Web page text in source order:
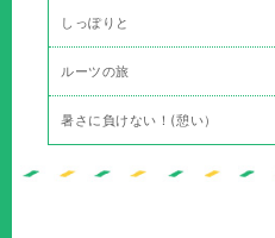
しっぽりと
ルーツの旅
暑さに負けない！(憩い）